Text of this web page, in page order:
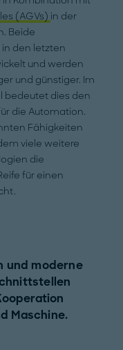
(AGVs) in der
Beide
den letzten
und werden
und günstiger. Im
bedeutet dies den
die Automation.
Fähigkeiten
viele weitere
die
für einen
und moderne
Maschine.